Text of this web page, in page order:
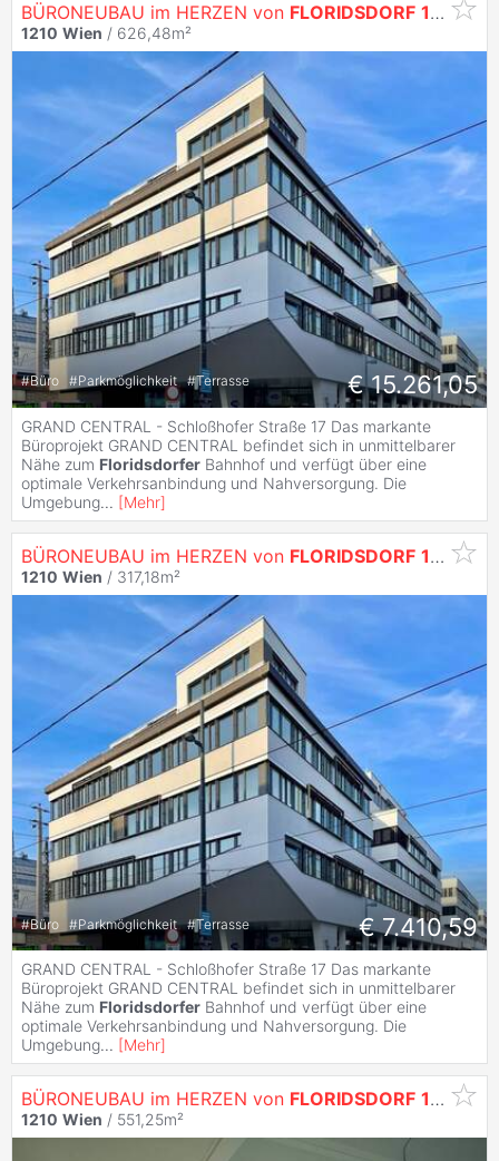
BÜRONEUBAU im HERZEN von FLORIDSDORF 1210
1210 Wien / 626,48m²
#Büro #Parkmöglichkeit #Terrasse € 15.261,05
GRAND CENTRAL - Schloßhofer Straße 17 Das markante
Büroprojekt GRAND CENTRAL befindet sich in unmittelbarer
Nähe zum Floridsdorfer Bahnhof und verfügt über eine
optimale Verkehrsanbindung und Nahversorgung. Die
Umgebung... [Mehr]
BÜRONEUBAU im HERZEN von FLORIDSDORF 1210
1210 Wien / 317,18m²
#Büro #Parkmöglichkeit #Terrasse € 7.410,59
GRAND CENTRAL - Schloßhofer Straße 17 Das markante
Büroprojekt GRAND CENTRAL befindet sich in unmittelbarer
Nähe zum Floridsdorfer Bahnhof und verfügt über eine
optimale Verkehrsanbindung und Nahversorgung. Die
Umgebung... [Mehr]
BÜRONEUBAU im HERZEN von FLORIDSDORF 1210
1210 Wien / 551,25m²